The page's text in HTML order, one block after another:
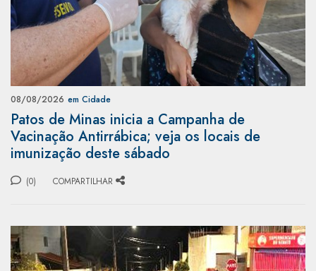
08/08/2026 em Cidade
Patos de Minas inicia a Campanha de
Vacinação Antirrábica; veja os locais de
imunização deste sábado
(0) COMPARTILHAR